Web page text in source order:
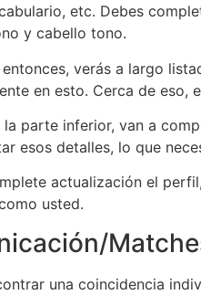
etc. Debes
y cabello tono.
verás a largo
en esto. Cerca de eso,
la parte inferior, van a
esos detalles, lo que
actualización el
usted.
una coincidencia